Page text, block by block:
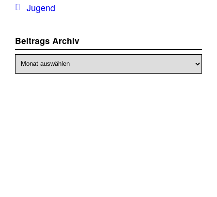
Jugend
Beitrags Archiv
Beitrags
Archiv